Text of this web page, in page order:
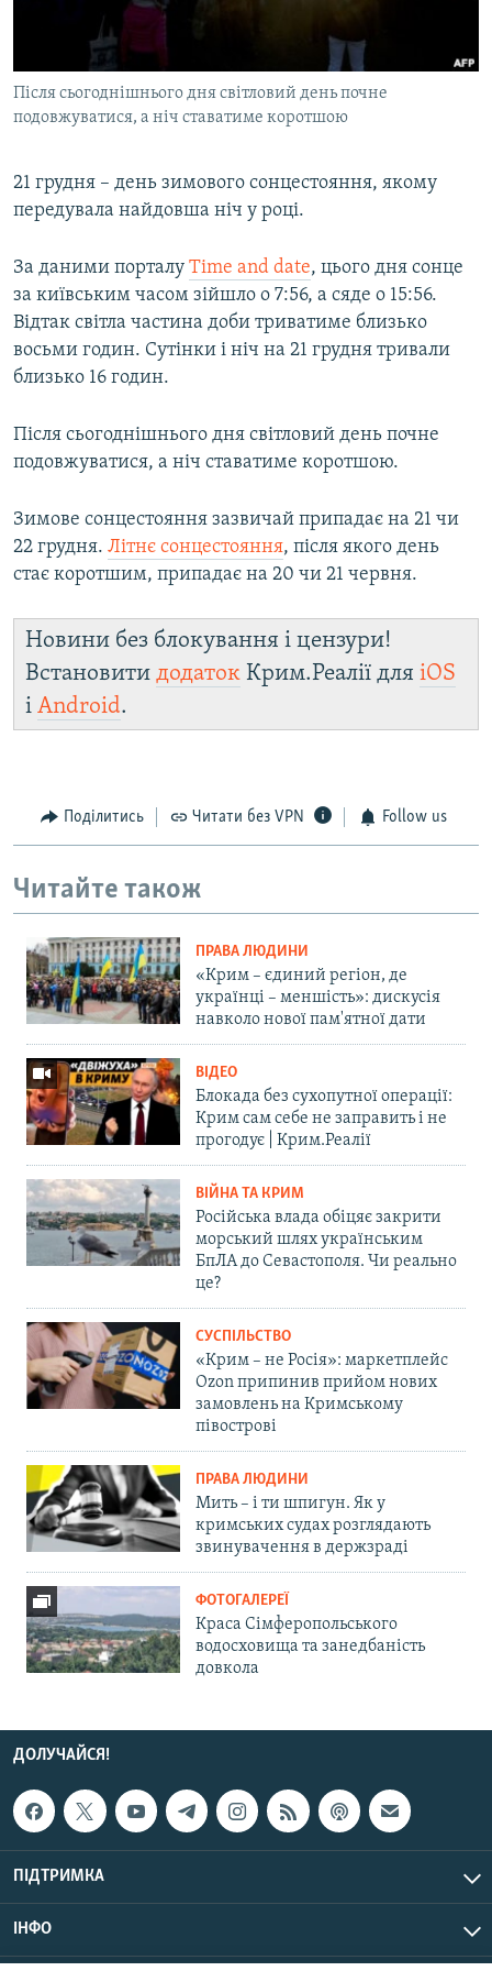
СВІДЧЕННЯ ОКУПАЦІЇ
УКРАЇНСЬКА ПРОБЛЕМА КРИМУ
Qırımtatar
Після сьогоднішнього дня світловий день почне
подовжуватися, а ніч ставатиме коротшою
21 грудня – день зимового сонцестояння, якому
передувала найдовша ніч у році.
За даними порталу Time and date, цього дня сонце
за київським часом зійшло о 7:56, а сяде о 15:56.
Відтак світла частина доби триватиме близько
восьми годин. Сутінки і ніч на 21 грудня тривали
близько 16 годин.
Після сьогоднішнього дня світловий день почне
подовжуватися, а ніч ставатиме коротшою.
Зимове сонцестояння зазвичай припадає на 21 чи
22 грудня. Літнє сонцестояння, після якого день
стає коротшим, припадає на 20 чи 21 червня.
Новини без блокування і цензури!
Встановити додаток Крим.Реалії для iOS
і Android.
Поділитись Читати без VPN Follow us
Читайте також
ПРАВА ЛЮДИНИ
«Крим – єдиний регіон, де
українці – меншість»: дискусія
навколо нової пам'ятної дати
ВІДЕО
Блокада без сухопутної операції:
Крим сам себе не заправить і не
прогодує | Крим.Реалії
ВІЙНА ТА КРИМ
Російська влада обіцяє закрити
морський шлях українським
БпЛА до Севастополя. Чи реально
це?
СУСПІЛЬСТВО
«Крим – не Росія»: маркетплейс
Ozon припинив прийом нових
замовлень на Кримському
півострові
ПРАВА ЛЮДИНИ
Мить – і ти шпигун. Як у
кримських судах розглядають
звинувачення в держзраді
ФОТОГАЛЕРЕЇ
Краса Сімферопольського
водосховища та занедбаність
довкола
ДОЛУЧАЙСЯ!
ПІДТРИМКА
ІНФО